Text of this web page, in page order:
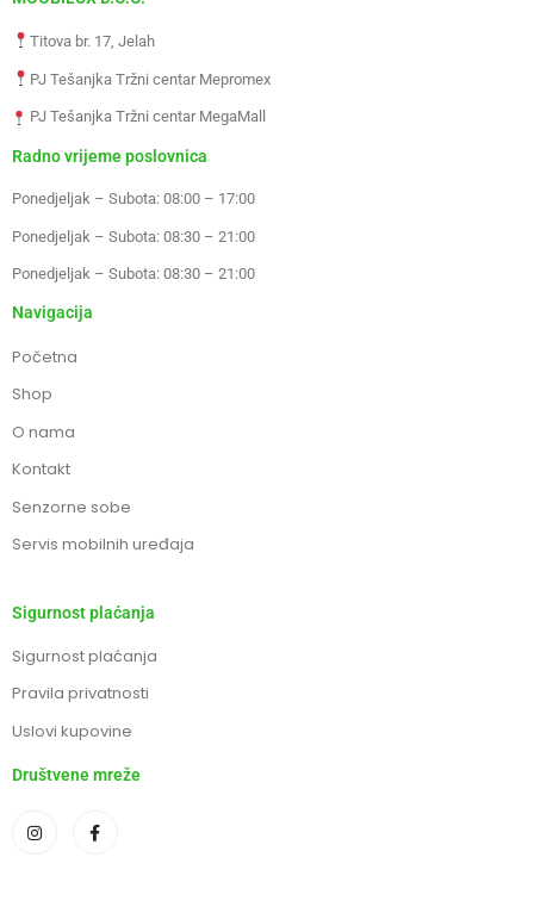
Titova br. 17, Jelah
PJ Tešanjka Tržni centar Mepromex
PJ Tešanjka Tržni centar MegaMall
Radno vrijeme poslovnica
Ponedjeljak – Subota: 08:00 – 17:00
Ponedjeljak – Subota: 08:30 – 21:00
Ponedjeljak – Subota: 08:30 – 21:00
Navigacija
Početna
Shop
O nama
Kontakt
Senzorne sobe
Servis mobilnih uređaja
Sigurnost plaćanja
Sigurnost plaćanja
Pravila privatnosti
Uslovi kupovine
Društvene mreže